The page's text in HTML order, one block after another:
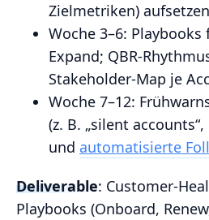
Zielmetriken)
Woche 3–6: Playbooks
Expand;
Stakeholder‑Map je
Woche 7–12:
(z. B. „silent
und automatisierte
Deliverable:
Playbooks (Onboard,